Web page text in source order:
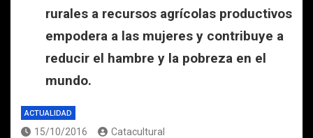
rurales a recursos agrícolas productivos
empodera a las mujeres y contribuye a
reducir el hambre y la pobreza en el
mundo.
ACTUALIDAD
15/10/2016 Catacultural